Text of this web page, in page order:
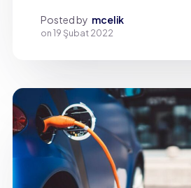
Posted by mcelik
on19 Şubat 2022